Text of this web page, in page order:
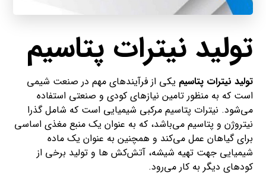
تولید نیترات پتاسیم
تولید نیترات پتاسیم یکی از فرآیندهای مهم در صنعت شیمی
است که به منظور تامین نیازهای کودی و صنعتی استفاده
می‌شود. نیترات پتاسیم مرکبی شیمیایی است که شامل گذرا
نیتروژن و پتاسیم می‌باشد، که به عنوان یک منبع مغذی اساسی
برای گیاهان عمل می‌کند و همچنین به عنوان یک ماده
شیمیایی جهت تهیه شیشه، آتش‌کش ها و تولید برخی از
کودهای دیگر به کار می‌رود.